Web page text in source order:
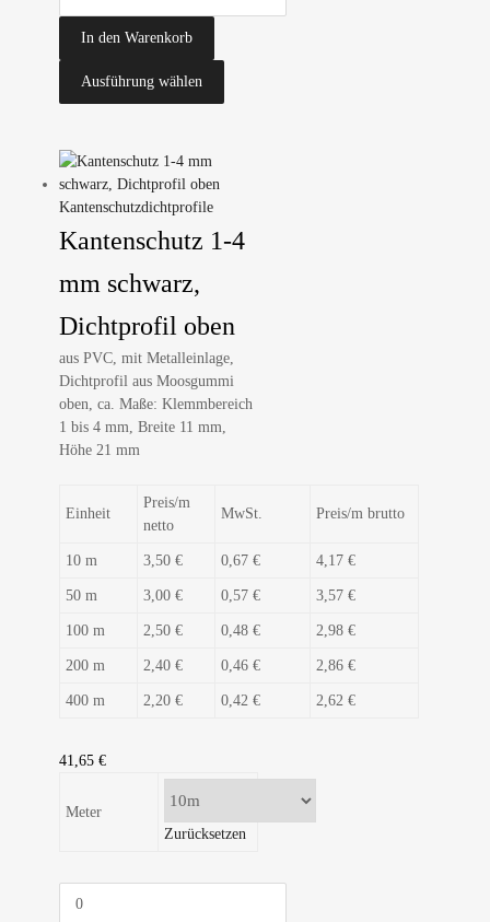
In den Warenkorb
Ausführung wählen
Kantenschutzdichtprofile
Kantenschutz 1-4
mm schwarz,
Dichtprofil oben
aus PVC, mit Metalleinlage,
Dichtprofil aus Moosgummi
oben, ca. Maße: Klemmbereich
1 bis 4 mm, Breite 11 mm,
Höhe 21 mm
Einheit
Preis/m
netto
MwSt. Preis/m brutto
10 m 3,50 € 0,67 € 4,17 €
50 m 3,00 € 0,57 € 3,57 €
100 m 2,50 € 0,48 € 2,98 €
200 m 2,40 € 0,46 € 2,86 €
400 m 2,20 € 0,42 € 2,62 €
41,65 €
Meter
Zurücksetzen